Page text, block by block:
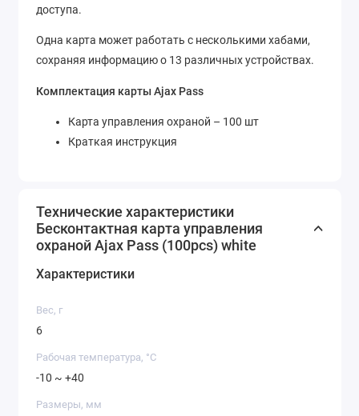
доступа.
Одна карта может работать с несколькими хабами,
сохраняя информацию о 13 различных устройствах.
Комплектация карты Ajax Pass
Карта управления охраной – 100 шт
Краткая инструкция
Технические характеристики
Бесконтактная карта управления
охраной Ajax Pass (100pcs) white
Характеристики
Вес, г
6
Рабочая температура, °C
-10 ~ +40
Размеры, мм